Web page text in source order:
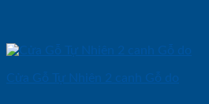
Cửa Gỗ Tự Nhiên 2 canh Gỗ do